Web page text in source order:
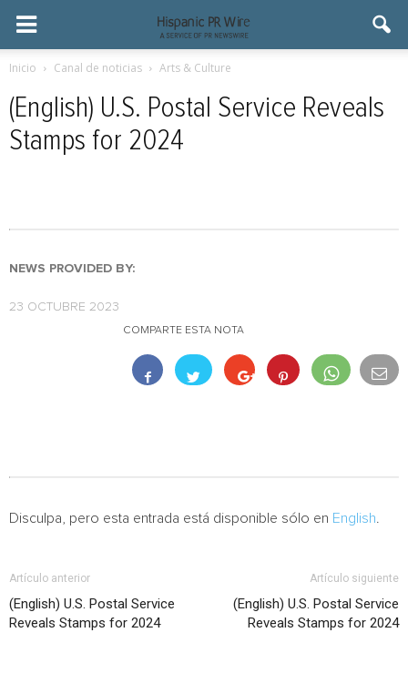
Inicio Canal de noticias Arts & Culture
(English) U.S. Postal Service Reveals
Stamps for 2024
NEWS PROVIDED BY:
23 OCTUBRE 2023
COMPARTE ESTA NOTA
Disculpa, pero esta entrada está disponible sólo en English
Artículo anterior
(English) U.S. Postal Service
Reveals Stamps for 2024
Artículo siguiente
(English) U.S. Postal Service
Reveals Stamps for 2024